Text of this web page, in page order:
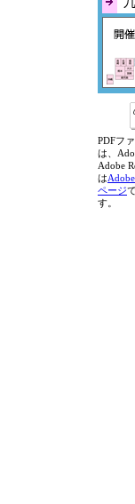
PDFフ
は、
Adobe
は
ページ
す。